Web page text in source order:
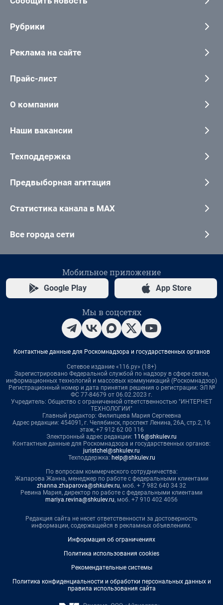
Рубрики
Реклама на сайте
Прайс-лист
О компании
Наши вакансии
Техподдержка
Предвыборная агитация
Статистика канала в MAX
Все города сети
Мобильное приложение
Google Play App Store
Мы в соцсетях
Контактные данные для Роскомнадзора и государственных органов
Сетевое издание «116.ру» (18+)
Зарегистрировано Федеральной службой по надзору в сфере связи,
информационных технологий и массовых коммуникаций (Роскомнадзор)
Регистрационный номер и дата принятия решения о регистрации: ЭЛ №
ФС 77-84679 от 06.02.2023 г.
Учредитель: Общество с ограниченной ответственностью "ИНТЕРНЕТ
ТЕХНОЛОГИИ"
Главный редактор: Филипцева Мария Сергеевна
Адрес редакции: 454091, г. Челябинск, проспект Ленина, 26А, стр.2, 16
этаж, +7 912 62 00 116
Электронный адрес редакции: 116@shkulev.ru
Контактные данные для Роскомнадзора и государственных органов:
juristchel@shkulev.ru
Техподдержка: help@shkulev.ru
По вопросам коммерческого сотрудничества:
Жапарова Жанна, менеджер по работе с федеральными клиентами
zhanna.zhaparova@shkulev.ru, моб. + 7 982 640 34 32
Ревина Мария, директор по работе с федеральными клиентами
mariya.revina@shkulev.ru, моб. +7 910 402 4056
Редакция сайта не несет ответственности за достоверность
информации, содержащейся в рекламных объявлениях.
Информация об ограничениях
Политика использования cookies
Рекомендательные системы
Политика конфиденциальности и обработки персональных данных и
правила использования сайта